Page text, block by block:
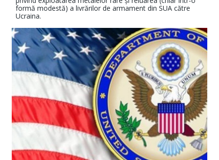
formă modestă) a livrărilor de armament din SUA către
Ucraina.